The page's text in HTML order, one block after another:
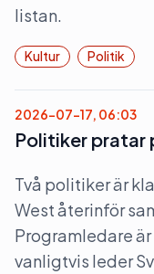
listan.
Kultur Politik
2026-07-17, 06:03
Politiker pratar
Två politiker är
West återinför
Programledare
vanligtvis leder